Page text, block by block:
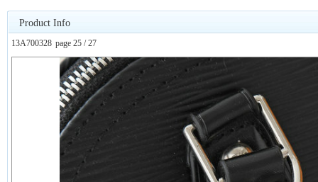
Product Info
13A700328 page 25 / 27